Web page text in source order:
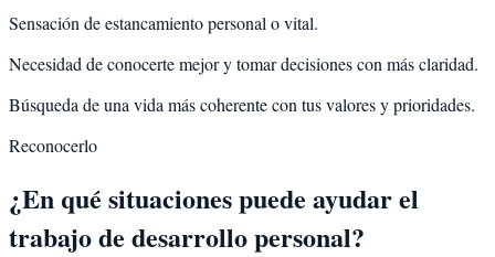
Sensación de estancamiento personal o vital.
Necesidad de conocerte mejor y tomar decisiones con más claridad.
Búsqueda de una vida más coherente con tus valores y prioridades.
Reconocerlo
¿En qué situaciones puede ayudar el
trabajo de desarrollo personal?